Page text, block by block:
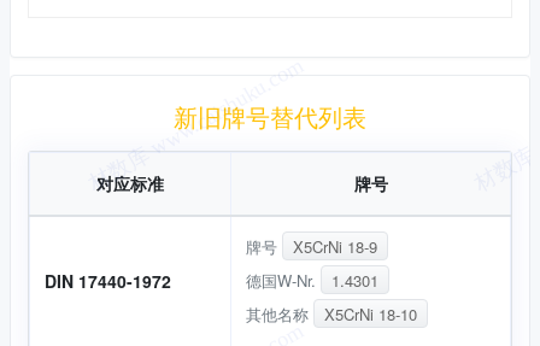
新旧牌号替代列表
对应标准 牌号
DIN 17440-1972
牌号
X5CrNi 18-9
德国W-Nr.
1.4301
其他名称
X5CrNi 18-10